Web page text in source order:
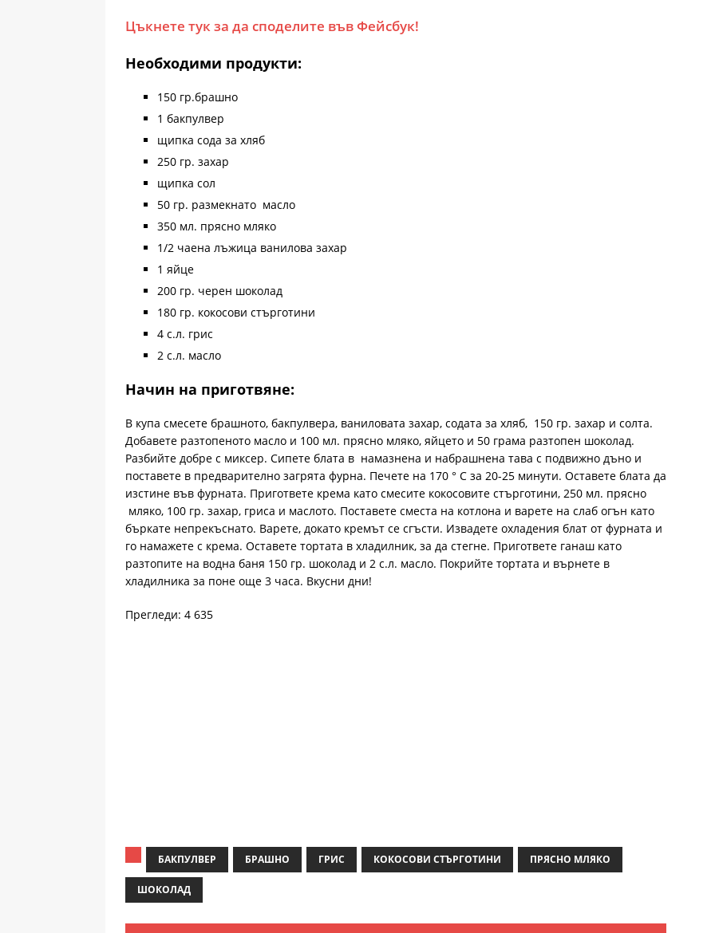
Цъкнете тук за да споделите във Фейсбук!
Необходими продукти:
150 гр.брашно
1 бакпулвер
щипка сода за хляб
250 гр. захар
щипка сол
50 гр. размекнато масло
350 мл. прясно мляко
1/2 чаена лъжица ванилова захар
1 яйце
200 гр. черен шоколад
180 гр. кокосови стърготини
4 с.л. грис
2 с.л. масло
Начин на приготвяне:
В купа смесете брашното, бакпулвера, ваниловата захар, содата за хляб, 150 гр. захар и солта.
Добавете разтопеното масло и 100 мл. прясно мляко, яйцето и 50 грама разтопен шоколад.
Разбийте добре с миксер. Сипете блата в намазнена и набрашнена тава с подвижно дъно и
поставете в предварително загрята фурна. Печете на 170 ° C за 20-25 минути. Оставете блата да
изстине във фурната. Пригответе крема като смесите кокосовите стърготини, 250 мл. прясно
мляко, 100 гр. захар, гриса и маслото. Поставете сместа на котлона и варете на слаб огън като
бъркате непрекъснато. Варете, докато кремът се сгъсти. Извадете охладения блат от фурната и
го намажете с крема. Оставете тортата в хладилник, за да стегне. Пригответе ганаш като
разтопите на водна баня 150 гр. шоколад и 2 с.л. масло. Покрийте тортата и върнете в
хладилника за поне още 3 часа. Вкусни дни!
Прегледи: 4 635
БАКПУЛВЕР БРАШНО ГРИС КОКОСОВИ СТЪРГОТИНИ ПРЯСНО МЛЯКО
ШОКОЛАД